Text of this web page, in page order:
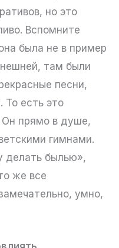
но это
Вспомните
была не в пример
там были
песни,
есть это
Он прямо в душе,
гимнами.
делать былью»,
же все
умно,